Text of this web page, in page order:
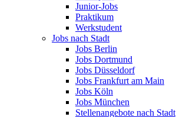
Junior-Jobs
Praktikum
Werkstudent
Jobs nach Stadt
Jobs Berlin
Jobs Dortmund
Jobs Düsseldorf
Jobs Frankfurt am Main
Jobs Köln
Jobs München
Stellenangebote nach Stadt